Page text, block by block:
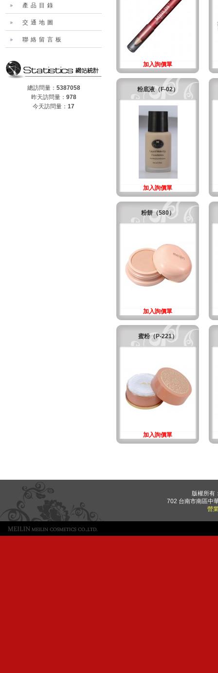
產品目錄
交通地圖
聯絡留言板
總訪問量： 5387058
昨天訪問量： 978
今天訪問量： 17
加入詢價單
粉底液（F-02）
加入詢價單
粉餅（580）
加入詢價單
蜜粉（P-221）
加入詢價單
版權所有
702 台南市南區中
營